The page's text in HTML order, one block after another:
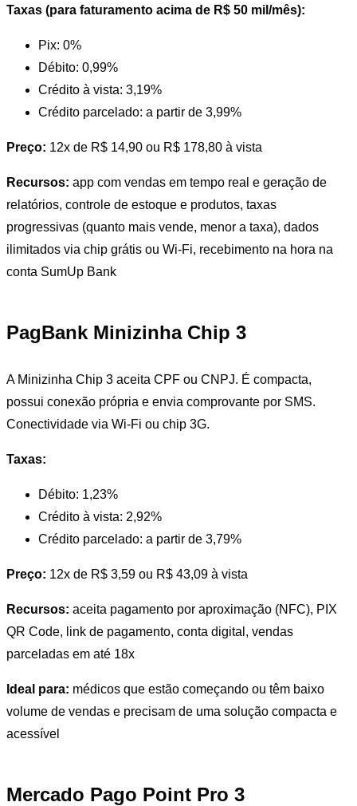
Taxas (para faturamento acima de R$ 50 mil/mês):
Pix: 0%
Débito: 0,99%
Crédito à vista: 3,19%
Crédito parcelado: a partir de 3,99%
Preço: 12x de R$ 14,90 ou R$ 178,80 à vista
Recursos: app com vendas em tempo real e geração de
relatórios, controle de estoque e produtos, taxas
progressivas (quanto mais vende, menor a taxa), dados
ilimitados via chip grátis ou Wi-Fi, recebimento na hora na
conta SumUp Bank
PagBank Minizinha Chip 3
A Minizinha Chip 3 aceita CPF ou CNPJ. É compacta,
possui conexão própria e envia comprovante por SMS.
Conectividade via Wi-Fi ou chip 3G.
Taxas:
Débito: 1,23%
Crédito à vista: 2,92%
Crédito parcelado: a partir de 3,79%
Preço: 12x de R$ 3,59 ou R$ 43,09 à vista
Recursos: aceita pagamento por aproximação (NFC), PIX
QR Code, link de pagamento, conta digital, vendas
parceladas em até 18x
Ideal para: médicos que estão começando ou têm baixo
volume de vendas e precisam de uma solução compacta e
acessível
Mercado Pago Point Pro 3